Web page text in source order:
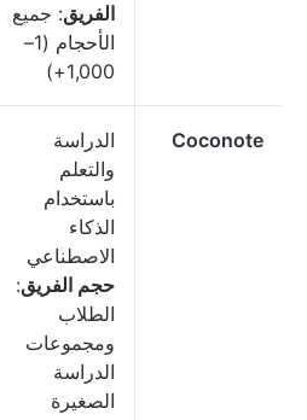
الفريق: جميع
الأحجام (1–
1,000+)
Coconote
الدراسة
والتعلم
باستخدام
الذكاء
الاصطناعي
حجم الفريق:
الطلاب
ومجموعات
الدراسة
الصغيرة